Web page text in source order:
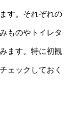
す。それぞれの
ものやトイレタ
ます。特に初観
ェックしておく